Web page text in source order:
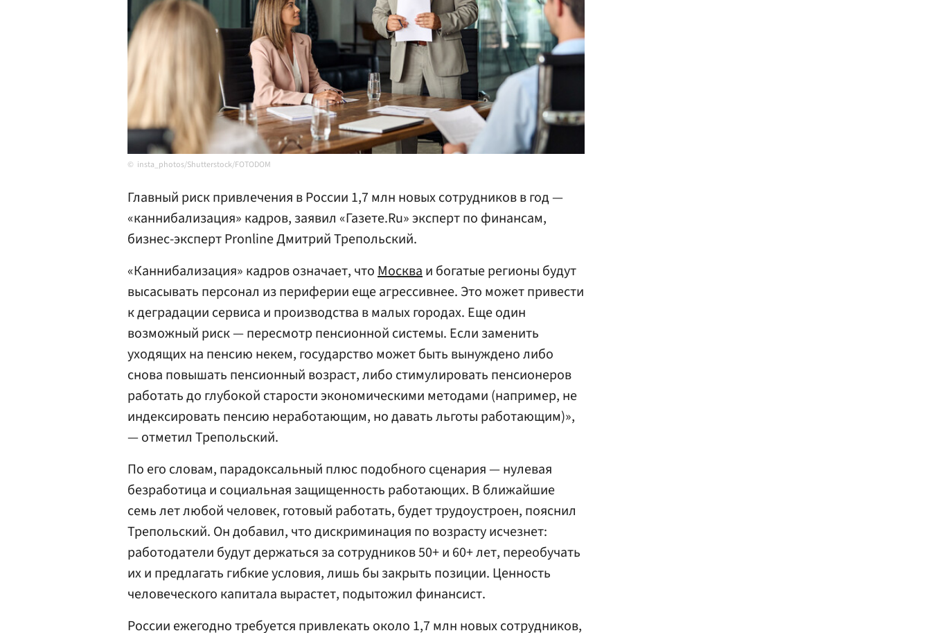
insta_photos/Shutterstock/FOTODOM
Главный риск привлечения в России 1,7 млн новых сотрудников в год —
«каннибализация» кадров, заявил «Газете.Ru» эксперт по финансам,
бизнес-эксперт Pronline Дмитрий Трепольский.
«Каннибализация» кадров означает, чтоМоскваи богатые регионы будут
высасывать персонал из периферии еще агрессивнее. Это может привести
к деградации сервиса и производства в малых городах. Еще один
возможный риск — пересмотр пенсионной системы. Если заменить
уходящих на пенсию некем, государство может быть вынуждено либо
снова повышать пенсионный возраст, либо стимулировать пенсионеров
работать до глубокой старости экономическими методами (например, не
индексировать пенсию неработающим, но давать льготы работающим)»,
— отметил Трепольский.
По его словам, парадоксальный плюс подобного сценария — нулевая
безработица и социальная защищенность работающих. В ближайшие
семь лет любой человек, готовый работать, будет трудоустроен, пояснил
Трепольский. Он добавил, что дискриминация по возрасту исчезнет:
работодатели будут держаться за сотрудников 50+ и 60+ лет, переобучать
их и предлагать гибкие условия, лишь бы закрыть позиции. Ценность
человеческого капитала вырастет, подытожил финансист.
России ежегодно требуется привлекать около 1,7 млн новых сотрудников,